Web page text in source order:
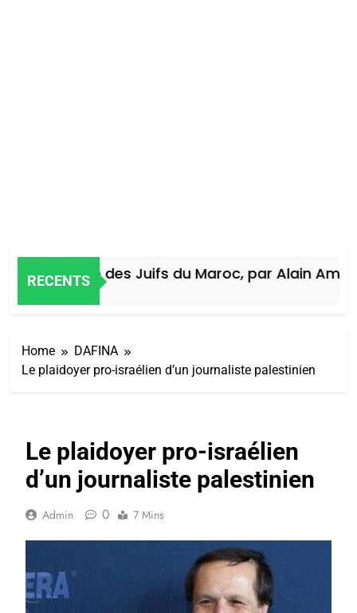
RECENTS
Histoire des Juifs du Maroc, par Alain Amiel
Home
DAFINA
Le plaidoyer pro-israélien d’un journaliste palestinien
Le plaidoyer pro-israélien
d’un journaliste palestinien
Admin 0 7 Mins